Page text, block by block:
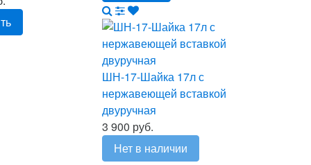
ШН-17-Шайка 17л с
нержавеющей вставкой
двуручная
3 900 руб.
Нет в наличии